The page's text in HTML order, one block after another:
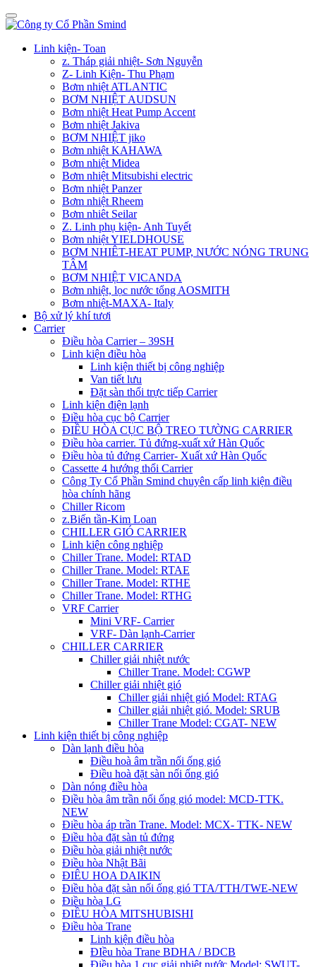
Linh kiện- Toan
z. Tháp giải nhiệt- Sơn Nguyễn
Z- Linh Kiện- Thu Phạm
Bơm nhiệt ATLANTIC
BƠM NHIỆT AUDSUN
Bơm nhiệt Heat Pump Accent
Bơm nhiệt Jakiva
BƠM NHIỆT jiko
Bơm nhiệt KAHAWA
Bơm nhiệt Midea
Bơm nhiệt Mitsubishi electric
Bơm nhiệt Panzer
Bơm nhiệt Rheem
Bơm nhiêt Seilar
Z. Linh phụ kiện- Anh Tuyết
Bơm nhiệt YIELDHOUSE
BƠM NHIÊT-HEAT PUMP, NƯỚC NÓNG TRUNG
TÂM
BƠM NHIỆT VICANDA
Bơm nhiệt, lọc nước tổng AOSMITH
Bơm nhiệt-MAXA- Italy
Bộ xử lý khí tươi
Carrier
Điều hòa Carrier – 39SH
Linh kiện điều hòa
Linh kiện thiết bị công nghiệp
Van tiết lưu
Đặt sàn thổi trực tiếp Carrier
Linh kiện điện lạnh
Điều hòa cục bộ Carrier
ĐIỀU HÒA CỤC BỘ TREO TƯỜNG CARRIER
Điều hòa carrier. Tủ đứng-xuất xứ Hàn Quốc
Điều hòa tủ đứng Carrier- Xuất xứ Hàn Quốc
Cassette 4 hướng thổi Carrier
Công Ty Cổ Phần Smind chuyên cấp linh kiện điều
hòa chính hãng
Chiller Ricom
z.Biến tần-Kim Loan
CHILLER GIÓ CARRIER
Linh kiện công nghiệp
Chiller Trane. Model: RTAD
Chiller Trane. Model: RTAE
Chiller Trane. Model: RTHE
Chiller Trane. Model: RTHG
VRF Carrier
Mini VRF- Carrier
VRF- Dàn lạnh-Carrier
CHILLER CARRIER
Chiller giải nhiệt nước
Chiller Trane. Model: CGWP
Chiller giải nhiệt gió
Chiller giải nhiệt gió Model: RTAG
Chiller giải nhiệt gió. Model: SRUB
Chiller Trane Model: CGAT- NEW
Linh kiện thiết bị công nghiệp
Dàn lạnh điều hòa
Điều hoà âm trần nối ống gió
Điều hoà đặt sàn nối ống gió
Dàn nóng điều hòa
Điều hòa âm trần nối ống gió model: MCD-TTK.
NEW
Điều hòa áp trần Trane. Model: MCX- TTK- NEW
Điều hòa đặt sàn tủ đứng
Điều hòa giải nhiệt nước
Điều hòa Nhật Bãi
ĐIÊU HOA DAIKIN
Điều hòa đặt sàn nối ống gió TTA/TTH/TWE-NEW
Điều hòa LG
ĐIỀU HÒA MITSHUBISHI
Điều hòa Trane
Linh kiện điều hòa
ĐIều hòa Trane BDHA / BDCB
Điều hòa 1 cục giải nhiệt nước Model: SWUT-